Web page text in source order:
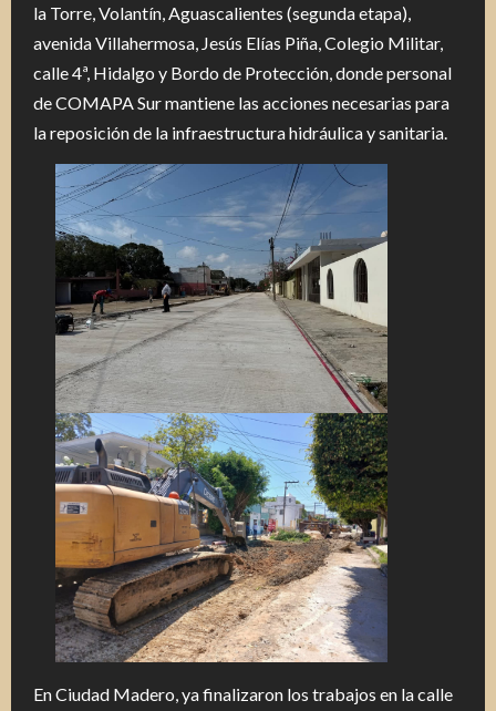
la Torre, Volantín, Aguascalientes (segunda etapa),
avenida Villahermosa, Jesús Elías Piña, Colegio Militar,
calle 4ª, Hidalgo y Bordo de Protección, donde personal
de COMAPA Sur mantiene las acciones necesarias para
la reposición de la infraestructura hidráulica y sanitaria.
En Ciudad Madero, ya finalizaron los trabajos en la calle